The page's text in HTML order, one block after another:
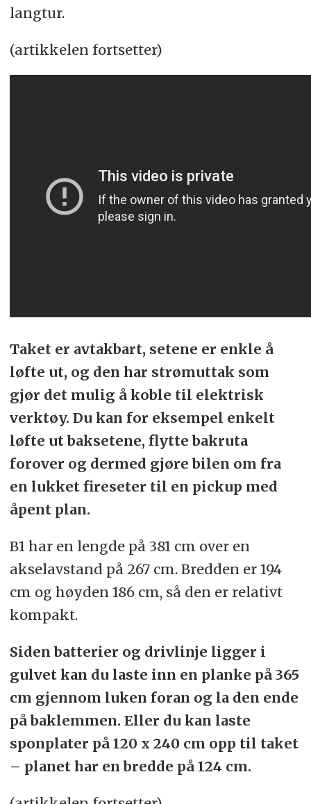
langtur.
(artikkelen fortsetter)
Taket er avtakbart, setene er enkle å
løfte ut, og den har strømuttak som
gjør det mulig å koble til elektrisk
verktøy. Du kan for eksempel enkelt
løfte ut baksetene, flytte bakruta
forover og dermed gjøre bilen om fra
en lukket fireseter til en pickup med
åpent plan.
B1 har en lengde på 381 cm over en
akselavstand på 267 cm. Bredden er 194
cm og høyden 186 cm, så den er relativt
kompakt.
Siden batterier og drivlinje ligger i
gulvet kan du laste inn en planke på 365
cm gjennom luken foran og la den ende
på baklemmen. Eller du kan laste
sponplater på 120 x 240 cm opp til taket
– planet har en bredde på 124 cm.